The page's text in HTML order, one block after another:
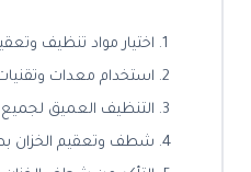
اختيار مواد تنظيف
استخدام معدات
التنظيف العميق لجميع
شطف وتعقيم الخزان